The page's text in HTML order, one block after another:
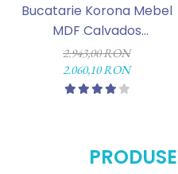
Bucatarie Korona Mebel
MDF Calvados
260x60x200 cm
2.943,00 RON
2.060,10 RON